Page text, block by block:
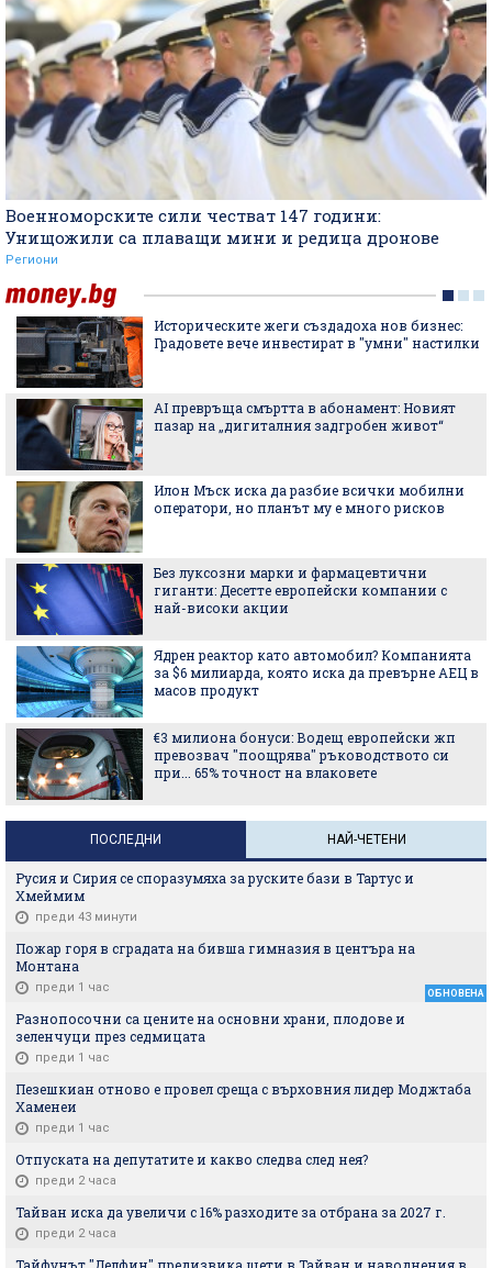
Военноморските сили честват 147 години:
Унищожили са плаващи мини и редица дронове
Региони
Историческите жеги създадоха нов бизнес:
Градовете вече инвестират в "умни" настилки
AI превръща смъртта в абонамент: Новият
пазар на „дигиталния задгробен живот“
Илон Мъск иска да разбие всички мобилни
оператори, но планът му е много рисков
Без луксозни марки и фармацевтични
гиганти: Десетте европейски компании с
най-високи акции
Ядрен реактор като автомобил? Компанията
за $6 милиарда, която иска да превърне АЕЦ в
масов продукт
€3 милиона бонуси: Водещ европейски жп
превозвач "поощрява" ръководството си
при... 65% точност на влаковете
ПОСЛЕДНИ НАЙ-ЧЕТЕНИ
Русия и Сирия се споразумяха за руските бази в Тартус и
Хмеймим
преди 43 минути
Пожар горя в сградата на бивша гимназия в центъра на
Монтана
преди 1 час ОБНОВЕНА
Разнопосочни са цените на основни храни, плодове и
зеленчуци през седмицата
преди 1 час
Пезешкиан отново е провел среща с върховния лидер Моджтаба
Хаменеи
преди 1 час
Отпуската на депутатите и какво следва след нея?
преди 2 часа
Тайван иска да увеличи с 16% разходите за отбрана за 2027 г.
преди 2 часа
Тайфунът "Делфин" предизвика щети в Тайван и наводнения в